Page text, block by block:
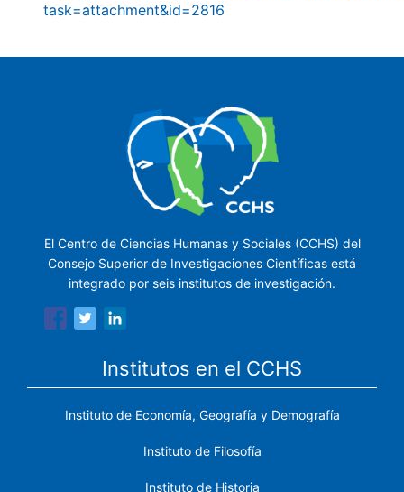
task=attachment&id=2816
El Centro de Ciencias Humanas y Sociales (CCHS) del
Consejo Superior de Investigaciones Científicas está
integrado por seis institutos de investigación.
Institutos en el CCHS
Instituto de Economía, Geografía y Demografía
Instituto de Filosofía
Instituto de Historia